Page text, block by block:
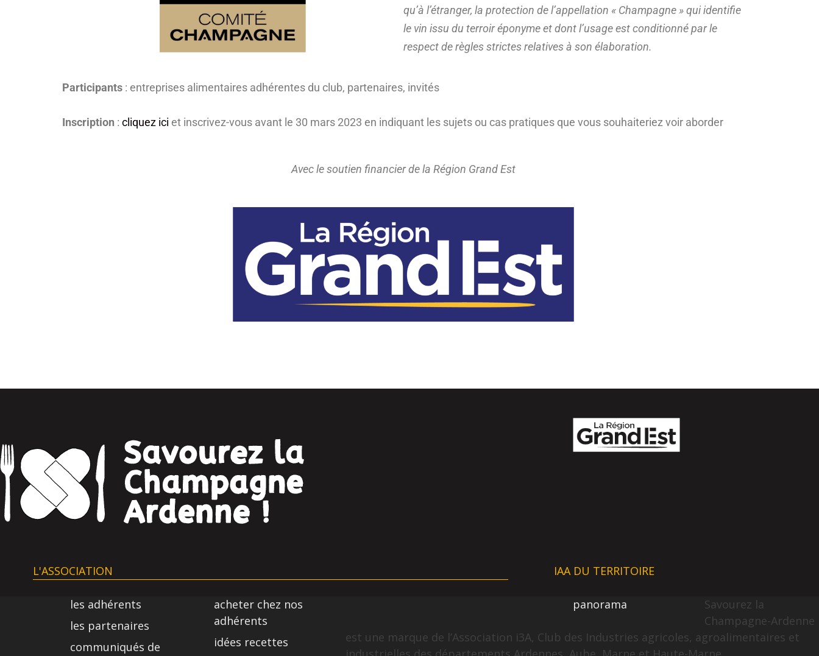
qu’à l’étranger, la protection de l’appellation « Champagne » qui identifie
le vin issu du terroir éponyme et dont l’usage est conditionné par le
respect de règles strictes relatives à son élaboration.
Participants : entreprises alimentaires adhérentes du club, partenaires, invités
Inscription : cliquez ici et inscrivez-vous avant le 30 mars 2023 en indiquant les sujets ou cas pratiques que vous souhaiteriez voir aborder
Avec le soutien financier de la Région Grand Est
L'ASSOCIATION IAA DU TERRITOIRE
les adhérents
les partenaires
communiqués de
acheter chez nos
adhérents
idées recettes
panorama
Savourez la
Champagne-Ardenne
est une marque de l’Association i3A, Club des Industries agricoles, agroalimentaires et